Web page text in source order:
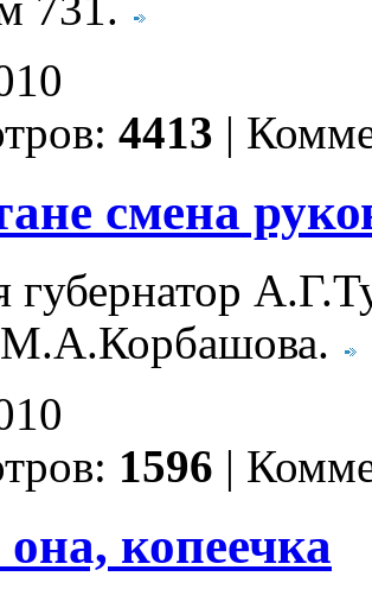
731.
4413 |
смена
губернатор
М.А.Корбашова.
1596 |
копеечка